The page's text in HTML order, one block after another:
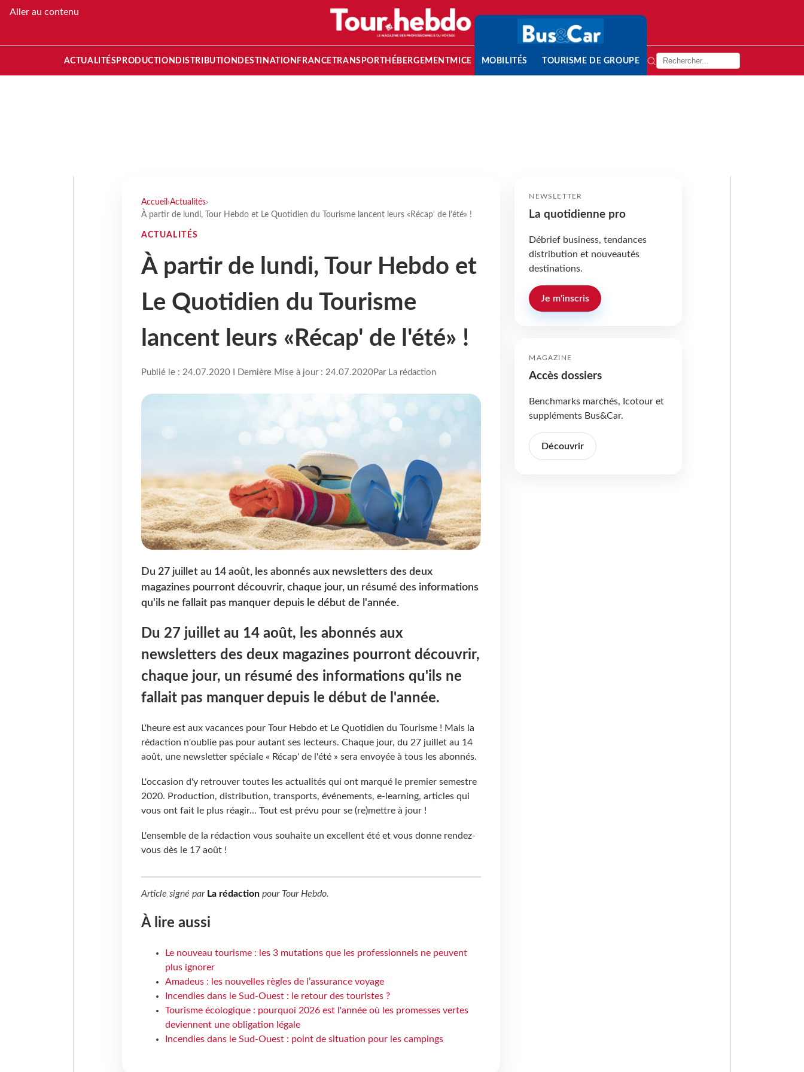
Aller au contenu
ACTUALITÉS PRODUCTION DISTRIBUTION DESTINATION FRANCETRANSPORT HÉBERGEMENTMICE MOBILITÉS TOURISME DE GROUPE
Accueil ›Actualités›
À partir de lundi, Tour Hebdo et Le Quotidien du Tourisme lancent leurs «Récap' de l'été» !
ACTUALITÉS
À partir de lundi, Tour Hebdo et
Le Quotidien du Tourisme
lancent leurs «Récap' de l'été» !
Publié le : 24.07.2020 I Dernière Mise à jour : 24.07.2020Par La rédaction
Du 27 juillet au 14 août, les abonnés aux newsletters des deux
magazines pourront découvrir, chaque jour, un résumé des informations
qu'ils ne fallait pas manquer depuis le début de l'année.
Du 27 juillet au 14 août, les abonnés aux
newsletters des deux magazines pourront découvrir,
chaque jour, un résumé des informations qu'ils ne
fallait pas manquer depuis le début de l'année.
L'heure est aux vacances pour Tour Hebdo et Le Quotidien du Tourisme ! Mais la
rédaction n'oublie pas pour autant ses lecteurs. Chaque jour, du 27 juillet au 14
août, une newsletter spéciale « Récap' de l'été » sera envoyée à tous les abonnés.
L'occasion d'y retrouver toutes les actualités qui ont marqué le premier semestre
2020. Production, distribution, transports, événements, e-learning, articles qui
vous ont fait le plus réagir... Tout est prévu pour se (re)mettre à jour !
L'ensemble de la rédaction vous souhaite un excellent été et vous donne rendez-
vous dès le 17 août !
Article signé par La rédactionpour Tour Hebdo.
À lire aussi
Le nouveau tourisme : les 3 mutations que les professionnels ne peuvent
plus ignorer
Amadeus : les nouvelles règles de l’assurance voyage
Incendies dans le Sud-Ouest : le retour des touristes ?
Tourisme écologique : pourquoi 2026 est l'année où les promesses vertes
deviennent une obligation légale
Incendies dans le Sud-Ouest : point de situation pour les campings
NEWSLETTER
La quotidienne pro
Débrief business, tendances
distribution et nouveautés
destinations.
Je m'inscris
MAGAZINE
Accès dossiers
Benchmarks marchés, Icotour et
suppléments Bus&Car.
Découvrir